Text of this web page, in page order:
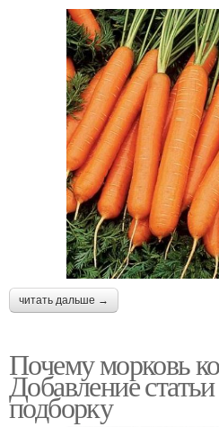
читать дальше →
Почему морковь
Добавление
подборку